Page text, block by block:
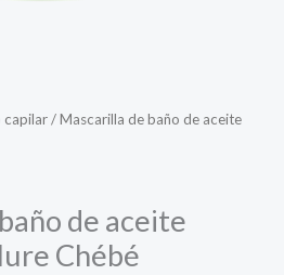
capilar/ Mascarilla de baño de aceite
de aceite
Chébé